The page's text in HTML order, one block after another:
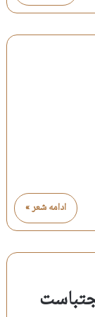
ادامه شعر »